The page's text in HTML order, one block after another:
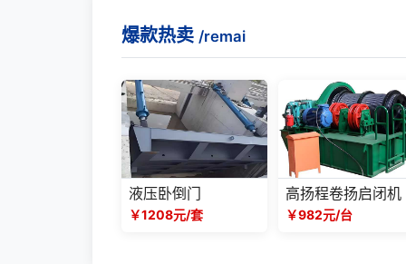
爆款热卖 /remai
液压卧倒门
￥1208元/套
高扬程卷扬启闭机
￥982元/台